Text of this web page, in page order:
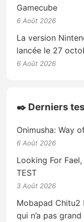
Gamecube
6 Août 2026
La version
lancée le 27
6 Août 2026
✒️ Derniers
Onimusha: Way
6 Août 2026
Looking For
TEST
3 Août 2026
Mobapad Chitu2
qui n’a pas